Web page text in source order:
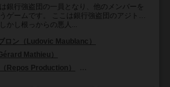
銀行強盗団の一員となり、他のメンバーを
ゲームです。 ここは銀行強盗団のアジト…
かし根っからの悪人...
ロン（Ludovic Maublanc）
Mathieu）
Repos Production）